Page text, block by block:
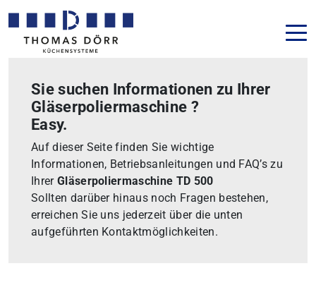
Sie suchen Informationen zu Ihrer
Gläserpoliermaschine ?
Easy.
Auf dieser Seite finden Sie wichtige
Informationen, Betriebsanleitungen und FAQ’s zu
Ihrer Gläserpoliermaschine TD 500
Sollten darüber hinaus noch Fragen bestehen,
erreichen Sie uns jederzeit über die unten
aufgeführten Kontaktmöglichkeiten.